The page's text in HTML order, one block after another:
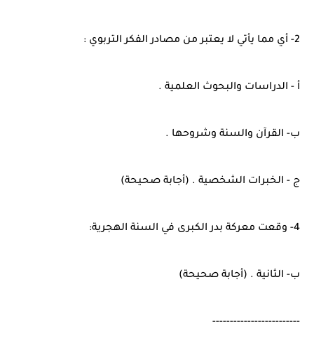
2- أي مما يأتي لا يعتبر من مصادر الفكر التربوي :
أ - الدراسات والبحوث العلمية .
ب- القرآن والسنة وشروحها .
ج - الخبرات الشخصية . (أجابة صحيحة)
4- وقعت معركة بدر الكبرى في السنة الهجرية:
ب- الثانية . (أجابة صحيحة)
-------------------------